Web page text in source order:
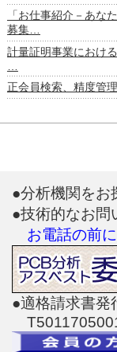
「お仕事紹介－あな
募集…
計量証明事業におけ
正会員検索、精度管
●分析機関をお
●技術的なお問
お電話の前
●適格請求書発